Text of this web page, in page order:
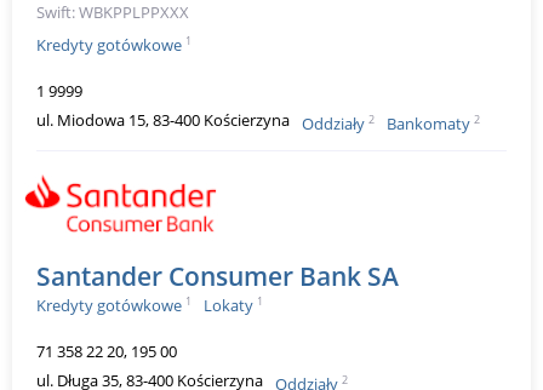
Swift: WBKPPLPPXXX
Kredyty gotówkowe 1
1 9999
ul. Miodowa 15, 83-400 Kościerzyna Oddziały 2 Bankomaty 2
Santander Consumer Bank SA
Kredyty gotówkowe 1 Lokaty 1
71 358 22 20, 195 00
ul. Długa 35, 83-400 Kościerzyna Oddziały 2